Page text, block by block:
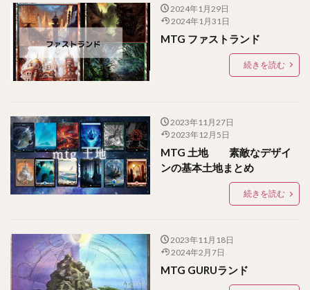
2024年1月29日
2024年1月31日
MTG ファストランド
続きを読む
2023年11月27日
2023年12月5日
MTG 土地 素敵なデザイ
ンの基本土地まとめ
続きを読む
2023年11月18日
2024年2月7日
MTG GURUランド